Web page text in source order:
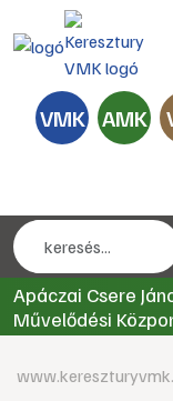
VMK AMK
Apáczai Csere
Művelődési